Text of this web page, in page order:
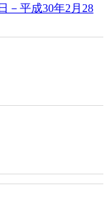
－平成30年2月28